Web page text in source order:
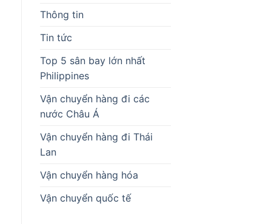
Thông tin
Tin tức
Top 5 sân bay lớn nhất
Philippines
Vận chuyển hàng đi các
nước Châu Á
Vận chuyển hàng đi Thái
Lan
Vận chuyển hàng hóa
Vận chuyển quốc tế